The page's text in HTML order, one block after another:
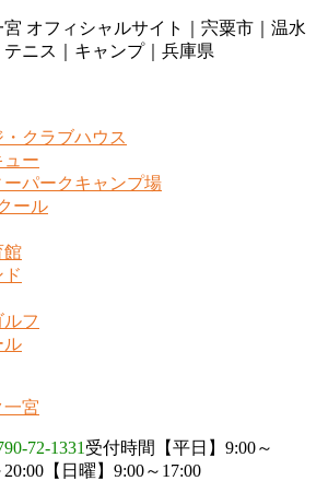
オフィシャルサイト｜宍粟市｜温水
ニス｜キャンプ｜兵庫県
・クラブハウス
ュー
ーパークキャンプ場
ール
館
フ
ル
72-1331 受付時間【平日】9:00～
【日曜】9:00～17:00